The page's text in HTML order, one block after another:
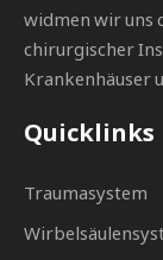
widmen wir uns
chirurgischer
Krankenhäuser
Quicklinks
Traumasystem